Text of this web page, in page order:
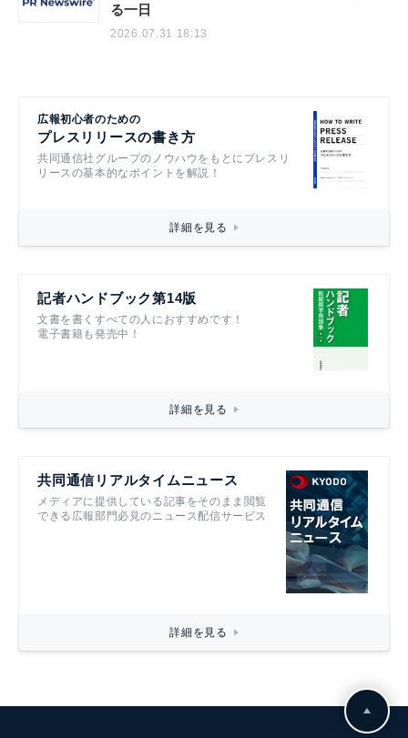
る一日
2026.07.31 18:13
広報初心者のための
プレスリリースの書き方
共同通信社グループのノウハウをもとにプレスリ
リースの基本的なポイントを解説！
詳細を見る
記者ハンドブック第14版
文書を書くすべての人におすすめです！
電子書籍も発売中！
詳細を見る
共同通信リアルタイムニュース
メディアに提供している記事をそのまま閲覧
できる広報部門必見のニュース配信サービス
詳細を見る